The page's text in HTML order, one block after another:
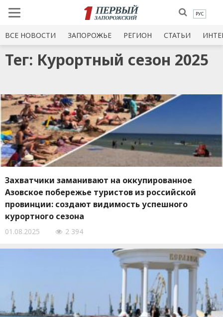
РУС
ВСЕ НОВОСТИ ЗАПОРОЖЬЕ РЕГИОН СТАТЬИ
Тег: Курортный сезон 2025
Захватчики заманивают на оккупированное
Азовское побережье туристов из российской
провинции: создают видимость успешного
курортного сезона
01.08.2025 2 394